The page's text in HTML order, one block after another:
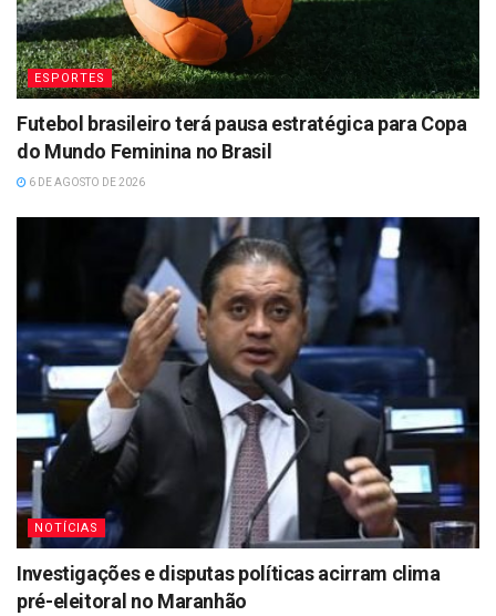
ESPORTES
Futebol brasileiro terá pausa estratégica para Copa
do Mundo Feminina no Brasil
6 DE AGOSTO DE 2026
NOTÍCIAS
Investigações e disputas políticas acirram clima
pré-eleitoral no Maranhão